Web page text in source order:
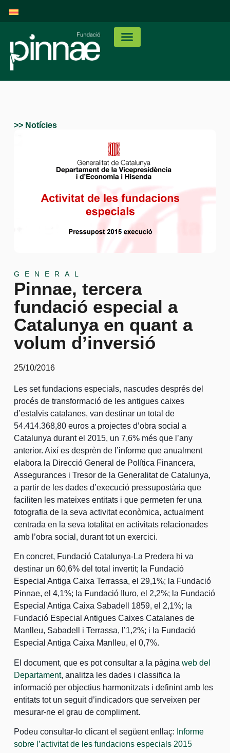
>> Notícies
GENERAL
Pinnae, tercera
fundació especial a
Catalunya en quant a
volum d’inversió
25/10/2016
Les set fundacions especials, nascudes després del
procés de transformació de les antigues caixes
d’estalvis catalanes, van destinar un total de
54.414.368,80 euros a projectes d’obra social a
Catalunya durant el 2015, un 7,6% més que l’any
anterior. Així es desprèn de l’informe que anualment
elabora la Direcció General de Política Financera,
Assegurances i Tresor de la Generalitat de Catalunya,
a partir de les dades d’execució pressupostària que
faciliten les mateixes entitats i que permeten fer una
fotografia de la seva activitat econòmica, actualment
centrada en la seva totalitat en activitats relacionades
amb l’obra social, durant tot un exercici.
En concret, Fundació Catalunya-La Predera hi va
destinar un 60,6% del total invertit; la Fundació
Especial Antiga Caixa Terrassa, el 29,1%; la Fundació
Pinnae, el 4,1%; la Fundació Iluro, el 2,2%; la Fundació
Especial Antiga Caixa Sabadell 1859, el 2,1%; la
Fundació Especial Antigues Caixes Catalanes de
Manlleu, Sabadell i Terrassa, l’1,2%; i la Fundació
Especial Antiga Caixa Manlleu, el 0,7%.
El document, que es pot consultar a la pàgina web del
Departament, analitza les dades i classifica la
informació per objectius harmonitzats i definint amb les
entitats tot un seguit d’indicadors que serveixen per
mesurar-ne el grau de compliment.
Podeu consultar-lo clicant el següent enllaç: Informe
sobre l’activitat de les fundacions especials 2015